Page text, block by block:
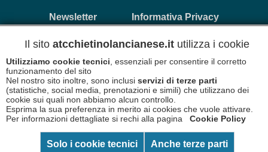
Newsletter Informativa Privacy
Copyright © 2026 A.T.C. Chietino Lancianese - P.Iva
93017880696
Disclaimer
Informativa Cookies
Il sito atcchietinolancianese.it utilizza i cookie
Utilizziamo cookie tecnici , essenziali per consentire il corretto
funzionamento del sito
Nel nostro sito inoltre, sono inclusi servizi di terze parti
(statistiche, social media, prenotazioni e simili) che utilizzano dei
cookie sui quali non abbiamo alcun controllo.
Esprima la sua preferenza in merito ai cookies che vuole attivare.
Per informazioni dettagliate si rechi alla pagina
Cookie Policy
Solo i cookie tecnici Anche terze parti